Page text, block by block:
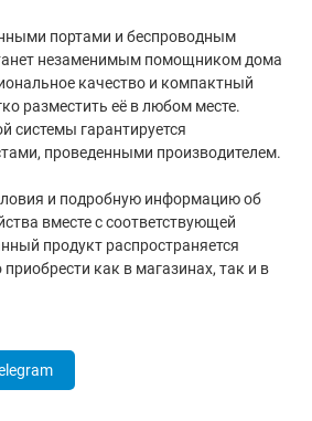
портами и беспроводным
незаменимым помощником дома
качество и компактный
разместить её в любом месте.
системы гарантируется
проведенными производителем.
и подробную информацию об
вместе с соответствующей
продукт распространяется
как в магазинах, так и в